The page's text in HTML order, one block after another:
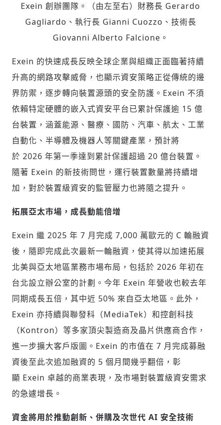
Exein 創辦團隊。（由左至右）財務長 Gerardo
Gagliardo、執行長 Gianni Cuozzo、技術長
Giovanni Alberto Falcione。
Exein 的快速成長反映全球企業與組織正面臨著持續
升高的網路攻擊威脅，也顯示資安策略正從傳統的邊
界防禦，逐步轉向裝置源頭的安全防護。Exein 不須
依賴特定硬體的嵌入式資安平台已累計保護逾 15 億
台裝置，涵蓋能源、醫療、國防、汽車、航太、工業
自動化、半導體及機器人等關鍵產業，預計將
於 2026 年第一季達到累計保護超過 20 億台裝置。
隨著 Exein 的新技術問世，運行裝置數量將持續增
加，對於裝置級資安的監管壓力也將隨之提升。
拓展亞太市場，成長動能倍增
Exein 繼 2025 年 7 月完成 7,000 萬歐元的 C 輪融資
後，隨即完成此次最新一輪融資，使其得以加速拓展
北美與亞太地區業務市場布局，包括於 2026 年初在
台北設立辦公室的計劃。今年 Exein 年營收也較去年
同期成長五倍，其中近 50% 來自亞太地區。此外，
Exein 亦持續與聯發科（MediaTek）和控創科技
（Kontron）等多家頂尖製造商及晶片供應商合作，
進一步擴大客戶版圖。Exein 的市值在 7 月完成募融
資後至此次追加融資的 5 個月間幾乎翻倍，彰
顯 Exein 卓越的商業表現，及市場對裝置級資安需求
的急遽增長。
資金將用於推動創新、併購及次世代 AI 安全技術